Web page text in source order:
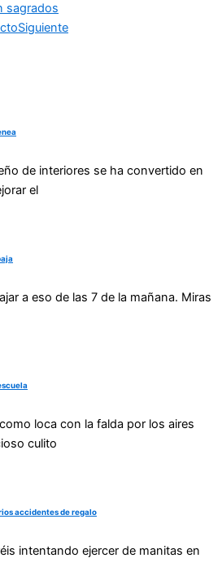
sagrados
Siguiente
de interiores se ha convertido en
el
a eso de las 7 de la mañana. Miras
loca con la falda por los aires
culito
accidentes de regalo
intentando ejercer de manitas en